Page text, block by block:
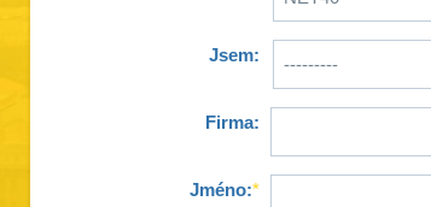
Jsem:
Firma:
Jméno:*